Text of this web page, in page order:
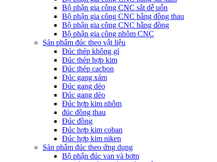
Bộ phận gia công CNC sắt dễ uốn
Bộ phận gia công CNC bằng đồng thau
Bộ phận gia công CNC bằng đồng
Bộ phận gia công nhôm CNC
Sản phẩm đúc theo vật liệu
Đúc thép không gỉ
Đúc thép hợp kim
Đúc thép cacbon
Đúc gang xám
Đúc gang dẻo
Đúc gang dẻo
Đúc hợp kim nhôm
đúc đồng thau
Đúc đồng
Đúc hợp kim coban
Đúc hợp kim niken
Sản phẩm đúc theo ứng dụng
Bộ phận đúc van và bơm